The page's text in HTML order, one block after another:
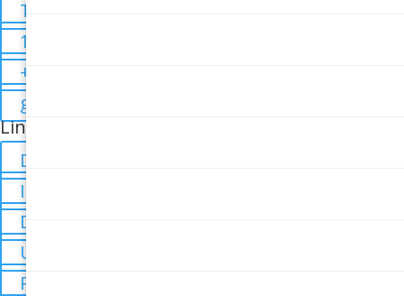
Trg braće Radića 4
10835908515
+385 40 370 771
grad@mursko-sredisce.hr
Linkovi
Digitalne sjednice
Izjava o pristupačnosti
Digitalna pristupačnost
Uvjeti korištenja
Politika privatnosti